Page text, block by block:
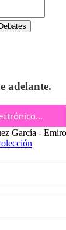
Debates
adelante.
García -